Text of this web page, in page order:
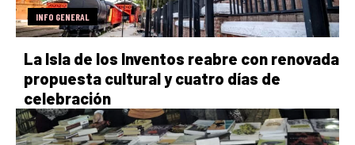
INFO GENERAL
La Isla de los Inventos reabre con renovada
propuesta cultural y cuatro días de
celebración